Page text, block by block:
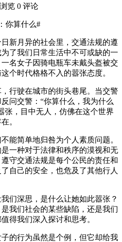
览 0 评论
你算什么#​
新月异的社会里，交通法规的遵
了我们日常生活中不可或缺的一
名女子因骑电瓶车未戴头盔被交
个时代格格不入的嚣张态度。
行驶在城市的街头巷尾。当交警
问交警：“你算什么，我为什么
张，目中无人，仿佛在这个世界
。
能简单地归咎为个人素质问题。
一种对于法律和秩序的漠视和无
守交通法规是每个公民的责任和
自己的安全，也危及了其他行人
们深思，是什么让她如此嚣张？
我们社会的某些缺陷，还是我们
得我们深入探讨和思考。
的行为虽然是个例，但它却给我